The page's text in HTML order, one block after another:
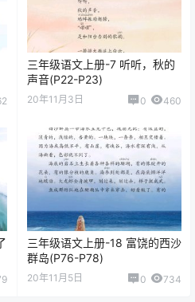
三年级语文上册-7 听听，秋的
声音(P22-P23)
20年11月3日 0 460
三年级语文上册-18 富饶的西沙
群岛(P76-P78)
20年11月5日 0 734